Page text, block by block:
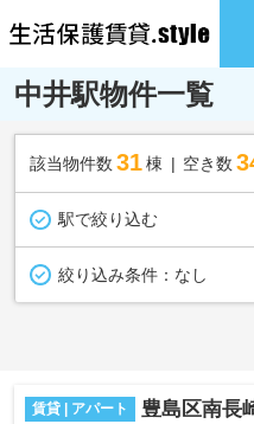
中井駅物件一覧
該当物件数 31棟 空き数
駅で絞り込む
絞り込み条件： なし
賃貸 | アパート 豊島区南長